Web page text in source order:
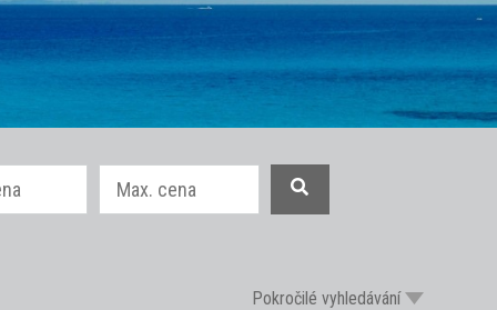
Pokročilé vyhledávání